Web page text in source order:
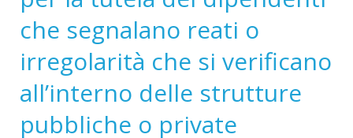
che segnalano reati o
irregolarità che si verificano
all’interno delle strutture
pubbliche o private